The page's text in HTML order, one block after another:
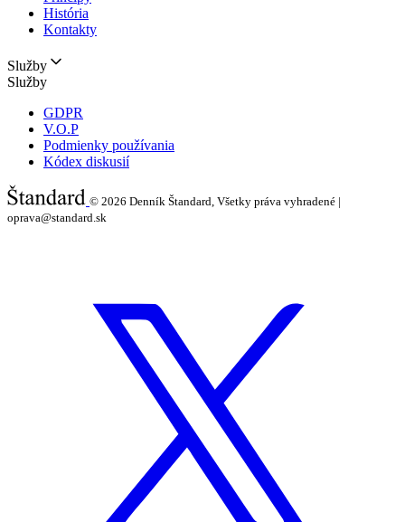
História
Kontakty
Služby
Služby
GDPR
V.O.P
Podmienky používania
Kódex diskusií
© 2026 Denník Štandard, Všetky práva vyhradené |
oprava@standard.sk